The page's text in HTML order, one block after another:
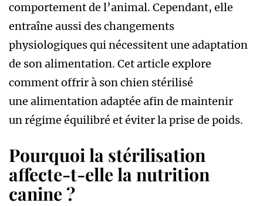
comportement de l’animal. Cependant, elle
entraîne aussi des changements
physiologiques qui nécessitent une adaptation
de son alimentation. Cet article explore
comment offrir à son chien stérilisé
une alimentation adaptée afin de maintenir
un régime équilibré et éviter la prise de poids.
Pourquoi la stérilisation
affecte-t-elle la nutrition
canine ?